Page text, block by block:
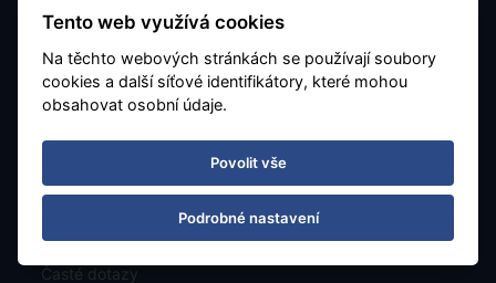
Důležité - čtěte
O nás
Časté dotazy
Tento web využívá cookies
Na těchto webových stránkách se používají soubory
cookies a další síťové identifikátory, které mohou
obsahovat osobní údaje.
Povolit vše
Podrobné nastavení